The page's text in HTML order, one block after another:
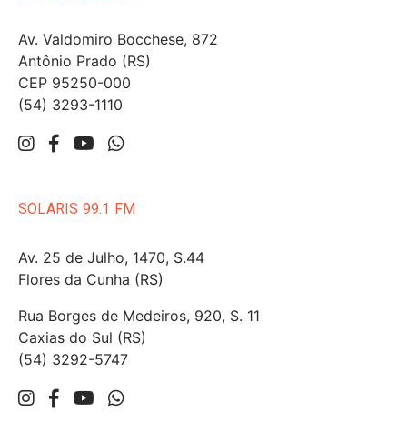
Av. Valdomiro Bocchese, 872
Antônio Prado (RS)
CEP 95250-000
(54) 3293-1110
SOLARIS 99.1 FM
Av. 25 de Julho, 1470, S.44
Flores da Cunha (RS)
Rua Borges de Medeiros, 920, S. 11
Caxias do Sul (RS)
(54) 3292-5747